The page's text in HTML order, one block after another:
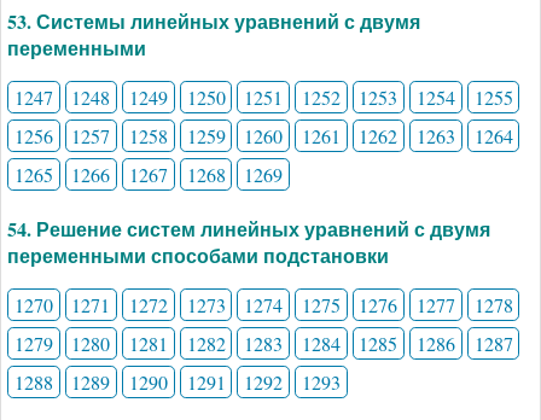
53. Системы линейных уравнений с двумя
переменными
1247 1248 1249 1250 1251 1252 1253 1254
1255
1256
1257 1258 1259 1260 1261 1262 1263
1264
1265
1266 1267 1268 1269
54. Решение систем линейных уравнений с двумя
переменными способами подстановки
1270 1271 1272 1273 1274 1275 1276 1277
1278
1279
1280 1281 1282 1283 1284 1285 1286
1287
1288
1289 1290 1291 1292 1293